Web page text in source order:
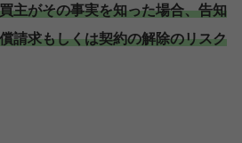
主がその事実を知った場合、告知
請求もしくは契約の解除のリスク